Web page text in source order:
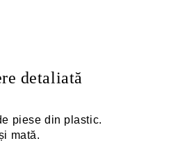
detaliată
piese din plastic.
mată.